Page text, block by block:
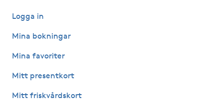
Funktionsanalys
Föning
G
Logga in
Mina bokningar
Mina favoriter
Mitt presentkort
Mitt friskvårdskort